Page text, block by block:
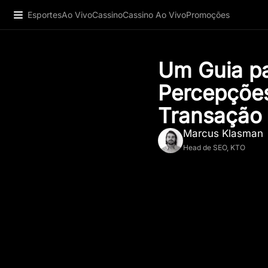
EsportesAo VivoCassinoCassino Ao VivoPromoções
Um Guia
Marcus Klasman
Head de SEO, KTO